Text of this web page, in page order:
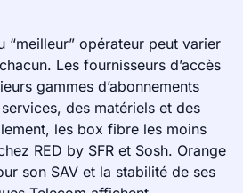
“meilleur” opérateur peut varier
Les fournisseurs d’accès
gammes d’abonnements
des matériels et des
les box fibre les moins
RED by SFR et Sosh. Orange
son SAV et la stabilité de ses